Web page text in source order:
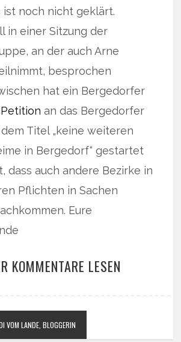
ist noch nicht geklärt.
in einer Sitzung der
an der auch Arne
besprochen
hat ein Bergedorfer
Petition an das Bergedorfer
Titel „keine weiteren
in Bergedorf“ gestartet
dass auch andere Bezirke in
Pflichten in Sachen
Eure
KOMMENTARE LESEN
VOM LANDE, BLOGGERIN